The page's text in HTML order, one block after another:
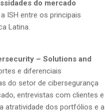
do mercado
ISH entre os principais
Latina.
– Solutions and
e diferenciais
do setor de cibersegurança
entrevistas com clientes e
atratividade dos portfólios e a